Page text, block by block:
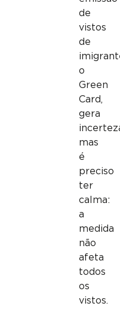
de
vistos
de
o
Green
Card,
gera
mas
é
preciso
ter
calma:
a
medida
não
afeta
todos
os
vistos.